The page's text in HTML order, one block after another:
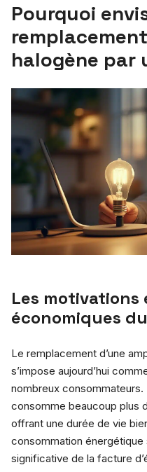
Pourquoi
halogène par
Les
économiques
Le remplacement d’une
s’impose aujourd’hui
nombreux
consomme beaucoup plus
offrant une durée de vie
consommation
significative de la facture